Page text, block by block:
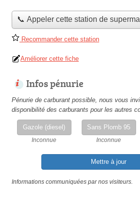
📞 Appeler cette station de
Recommander cette station
Améliorer cette fiche
Infos pénurie
Pénurie de carburant possible, nous vous
disponibilité des carburants pour les autres
Gazole (diesel)
Inconnue
Sans Plomb 95
Inconnue
Mettre à jour
Informations communiquées par nos visiteurs.